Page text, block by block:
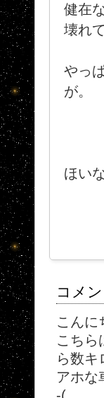
健在
壊れ
やっ
が。
ほい
コメン
こん
こちら
ら数キ
アホな